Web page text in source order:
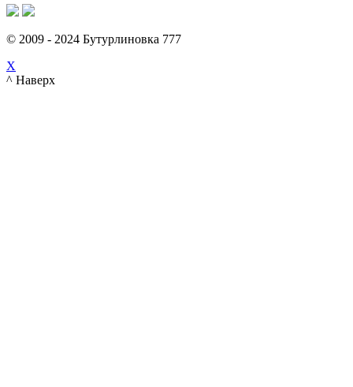
© 2009 - 2024 Бутурлиновка 777
X
^ Наверх